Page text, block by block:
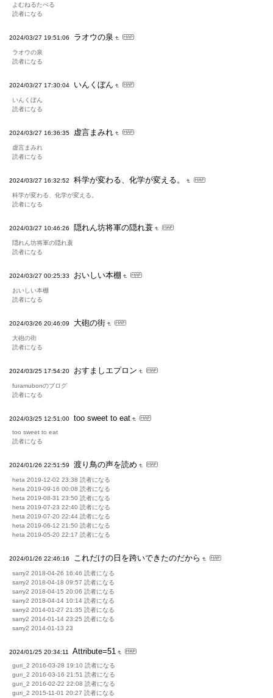
よむねるたべる
読者になる
2024/03/27 19:51:06 ラオウの泉
ラオウの泉
読者になる
2024/03/27 17:30:04 いんくぼん
いんくぼん
読者になる
2024/03/27 16:36:35 虚言まみれ
虚言まみれ
読者になる
2024/03/27 16:32:52 科学が変わる、化学が変える。
科学が変わる、化学が変える。
読者になる
2024/03/27 10:46:26 隠れん坊将軍の隠れ蓑
隠れん坊将軍の隠れ蓑
読者になる
2024/03/27 00:25:33 おいしい本棚
おいしい本棚
読者になる
2024/03/26 20:46:09 大砲の街
大砲の街
読者になる
2024/03/25 17:54:20 おすましエプロン
furamubonのブログ
読者になる
2024/03/25 12:51:00 too sweet to eat
too sweet to eat
読者になる
2024/01/26 22:51:59 渡り鳥の声を読め
heta 2019-12-02 23:38 読者になる
heta 2019-09-16 00:08 読者になる
heta 2019-08-31 23:50 読者になる
heta 2019-07-23 22:40 読者になる
heta 2019-07-20 22:44 読者になる
heta 2019-06-12 21:50 読者になる
heta 2019-05-20 22:17 読者になる
2024/01/26 22:46:16 これだけの日を跨いできたのだから
sarry2 2018-04-26 16:46 読者になる
sarry2 2018-04-18 09:57 読者になる
sarry2 2018-04-15 20:06 読者になる
sarry2 2018-04-14 10:14 読者になる
sarry2 2014-01-27 21:35 読者になる
sarry2 2014-01-14 23:25 読者になる
sarry2 2014-01-13 23
2024/01/25 20:34:11 Attribute=51
guri_2 2016-03-28 19:10 読者になる
guri_2 2016-03-16 21:51 読者になる
guri_2 2016-02-22 22:08 読者になる
guri_2 2015-11-01 20:27 読者になる